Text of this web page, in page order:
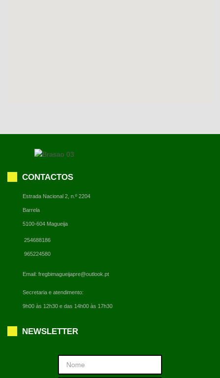
CONTACTOS
Estrada Nacional 2, n.º 2204
Barrela
5100-604 Magueija
254688186
965224580
Email: fregbimagueijapre@outlook.pt
Secretaria e atendimento:
9h00 às 12h30 e das 14h00 às 17h30
NEWSLETTER